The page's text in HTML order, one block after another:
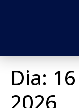
Dia:
2026